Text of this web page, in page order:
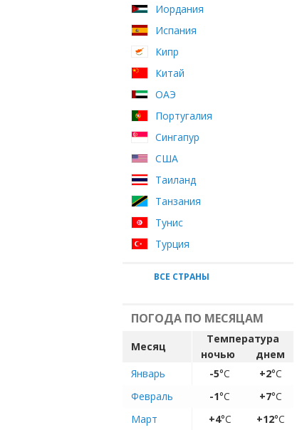
Иордания
Испания
Кипр
Китай
ОАЭ
Португалия
Сингапур
США
Таиланд
Танзания
Тунис
Турция
ВСЕ СТРАНЫ
ПОГОДА ПО МЕСЯЦАМ
Месяц
Температура
ночью
днем
Январь
-5°C +2°C
Февраль
-1°C +7°C
Март
+4°C +12°C